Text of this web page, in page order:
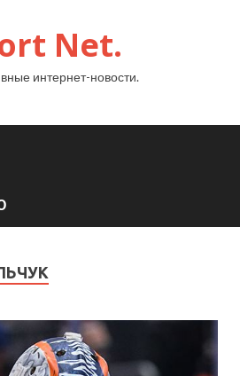
Net.
интернет-новости.